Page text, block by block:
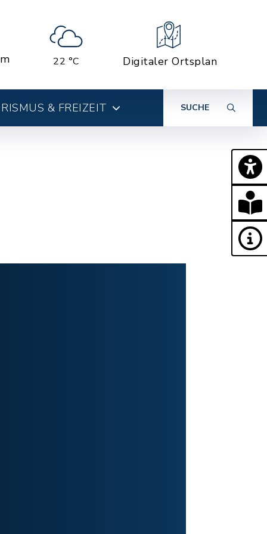
22 °C Digitaler Ortsplan
& FREIZEIT SUCHE